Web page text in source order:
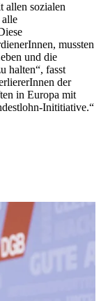
allen sozialen
mussten
und die
halten“, fasst
der
in Europa mit
Inititiative.“